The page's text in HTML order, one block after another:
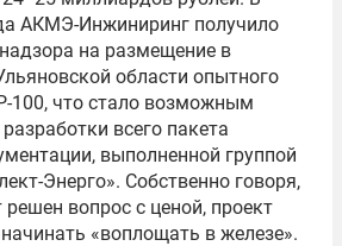
АКМЭ-Инжиниринг получило
на размещение в
области опытного
100, что стало возможным
всего пакета
выполненной группой
Энерго». Собственно говоря,
решен вопрос с ценой, проект
«воплощать в железе».